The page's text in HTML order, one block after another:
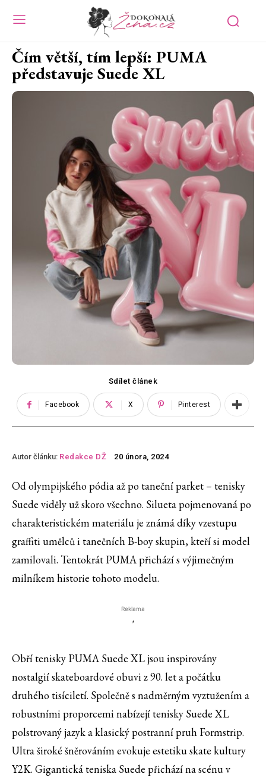
Čím větší, tím lepší: PUMA
představuje Suede XL
Sdílet článek
Facebook X Pinterest
Autor článku: Redakce DŽ 20 února, 2024
Od olympijského pódia až po taneční parket – tenisky
Suede viděly už skoro všechno. Silueta pojmenovaná po
charakteristickém materiálu je známá díky vzestupu
graffiti umělců i tanečních B-boy skupin, kteří si model
zamilovali. Tentokrát PUMA přichází s výjimečným
milníkem historie tohoto modelu.
Reklama
'
Obří tenisky PUMA Suede XL jsou inspirovány
nostalgií skateboardové obuvi z 90. let a počátku
druhého tisíciletí. Společně s nadměrným vyztužením a
robustními proporcemi nabízejí tenisky Suede XL
polstrovaný jazyk a klasický postranní pruh Formstrip.
Ultra široké šněrováním evokuje estetiku skate kultury
Y2K. Gigantická teniska Suede přichází na scénu v